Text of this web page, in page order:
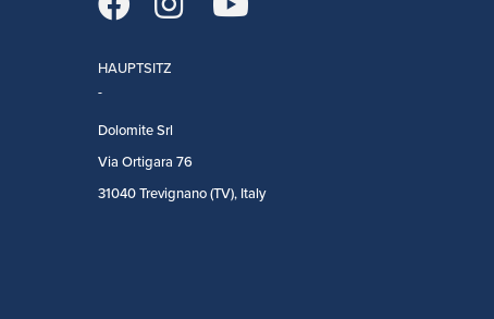
HAUPTSITZ
Dolomite Srl
Via Ortigara 76
31040 Trevignano (TV), Italy